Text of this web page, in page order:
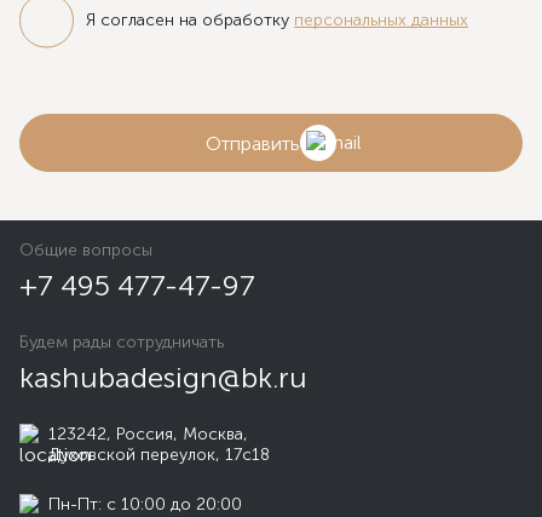
Я согласен на обработку персональных данных
Отправить
Общие вопросы
+7 495 477-47-97
Будем рады сотрудничать
kashubadesign@bk.ru
123242, Россия, Москва,
Духовской переулок, 17с18
Пн-Пт: с 10:00 до 20:00